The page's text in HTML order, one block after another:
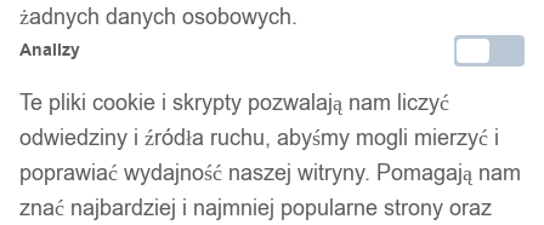
29,99zł
żadnych danych osobowych.
Analizy
Te pliki cookie i skrypty pozwalają nam liczyć
odwiedziny i źródła ruchu, abyśmy mogli mierzyć i
poprawiać wydajność naszej witryny. Pomagają nam
znać najbardziej i najmniej popularne strony oraz